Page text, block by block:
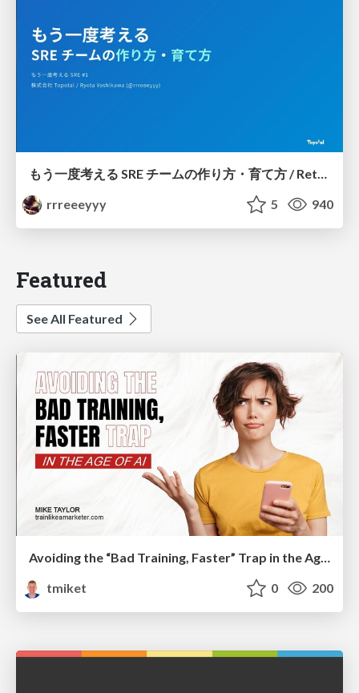
もう一度考える SRE チームの作り方・育て方 / Rethinking SRE #1: Building and Growing SRE Teams
rrreeeyyy
5 940
Featured
See All Featured
Avoiding the “Bad Training, Faster” Trap in the Age of AI
tmiket
0 200